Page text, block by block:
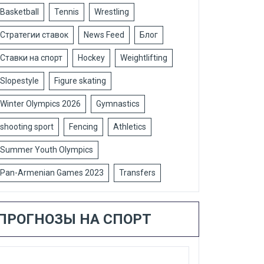
Basketball Tennis Wrestling
Стратегии ставок News Feed Блог
Ставки на спорт Hockey Weightlifting
Slopestyle Figure skating
Winter Olympics 2026 Gymnastics
shooting sport Fencing Athletics
Summer Youth Olympics
Pan-Armenian Games 2023 Transfers
НА СПОРТ